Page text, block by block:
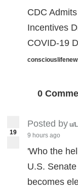
CDC
Incentives
COVID-19
0
19
Posted by u/
9 hours ago
'Who the
U.S.
becomes